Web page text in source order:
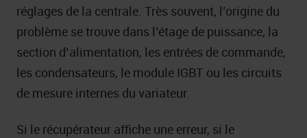
réglages de la centrale. Très souvent, l’origine du
problème se trouve dans l’étage de puissance, la
section d’alimentation, les entrées de commande,
les condensateurs, le module IGBT ou les circuits
de mesure internes du variateur.
Si le récupérateur affiche une erreur, si le